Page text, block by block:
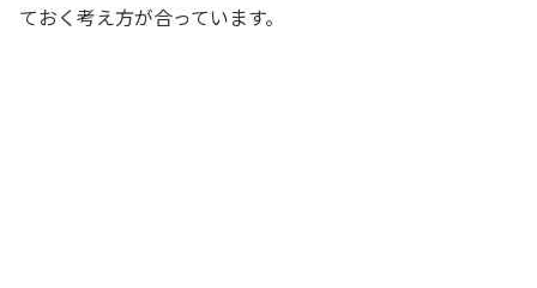
ておく考え方が合っています。